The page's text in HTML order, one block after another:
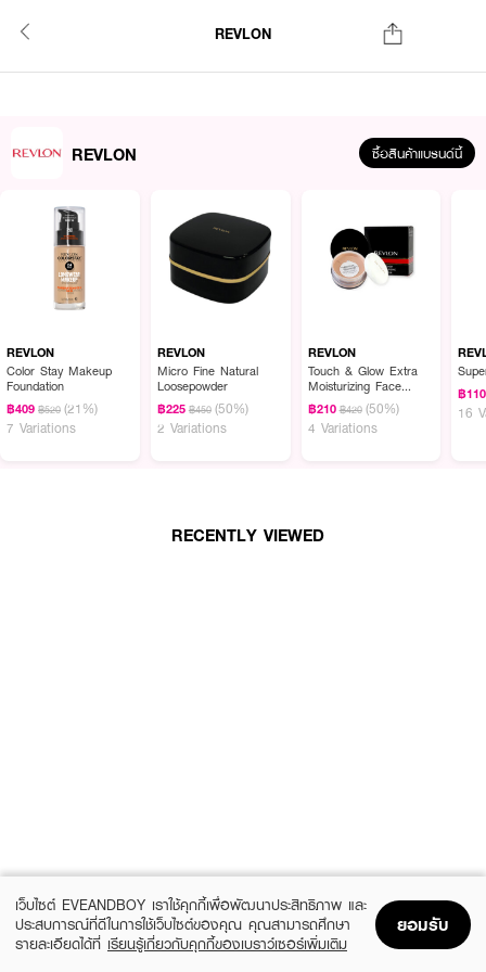
REVLON
REVLON ซื้อสินค้าแบรนด์นี้
REVLON
Color Stay Makeup
Foundation
฿409 ฿520 (21%)
7 Variations
REVLON
Micro Fine Natural
Loosepowder
฿225 ฿450 (50%)
2 Variations
REVLON
Touch & Glow Extra
Moisturizing Face
Powder
฿210 ฿420 (50%)
4 Variations
฿110
16
RECENTLY VIEWED
เว็บไซต์ EVEANDBOY เราใช้คุกกี้เพื่อพัฒนาประสิทธิภาพ และ
ประสบการณ์ที่ดีในการใช้เว็บไซต์ของคุณ คุณสามารถศึกษา
รายละเอียดได้ที่ เรียนรู้เกี่ยวกับคุกกี้ของเบราว์เซอร์เพิ่มเติม
ยอมรับ